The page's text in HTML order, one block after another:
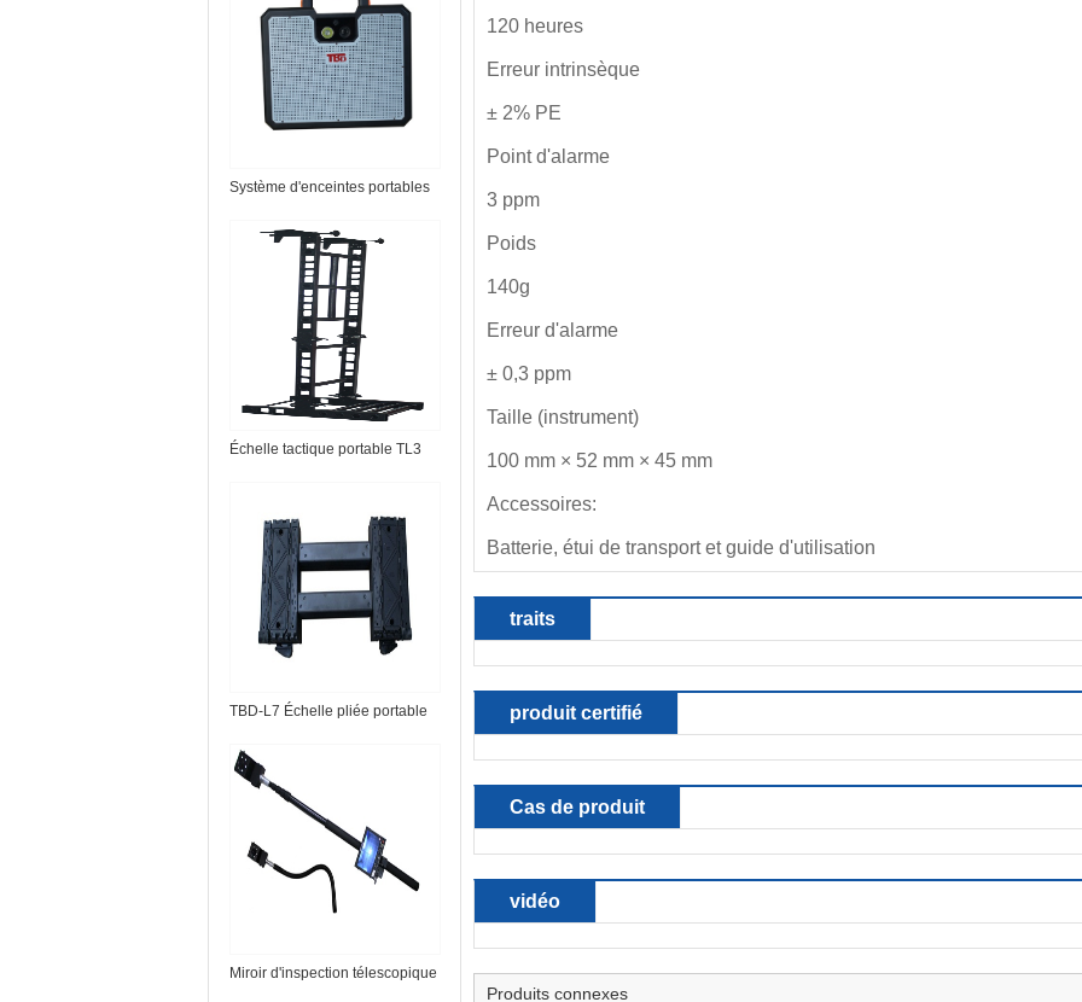
Système d'enceintes portables
Échelle tactique portable TL3
TBD-L7 Échelle pliée portable
Miroir d'inspection télescopique
120 heures
Erreur intrinsèque
± 2% PE
Point d'alarme
3 ppm
Poids
140g
Erreur d'alarme
± 0,3 ppm
Taille (instrument)
100 mm × 52 mm × 45 mm
Accessoires:
Batterie, étui de transport et guide d'utilisation
traits
produit certifié
Cas de produit
vidéo
Produits connexes